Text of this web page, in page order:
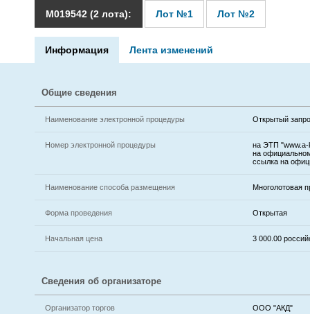
M019542 (2 лота): Лот №1 Лот №2
Информация Лента изменений
Общие сведения
Наименование электронной процедуры Открытый
Номер электронной процедуры
на ЭТП "www.a-
на
ссылка на
Наименование способа размещения Многолотовая
Форма проведения Открытая
Начальная цена 3 000.00
Сведения об организаторе
Организатор торгов ООО "АКД"